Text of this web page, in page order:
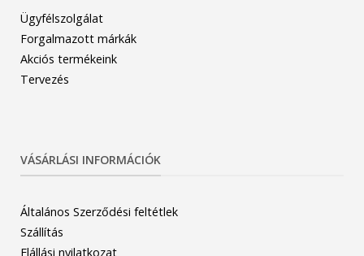
Ügyfélszolgálat
Forgalmazott márkák
Akciós termékeink
Tervezés
VÁSÁRLÁSI INFORMÁCIÓK
Általános Szerződési feltétlek
Szállítás
Elállási nyilatkozat